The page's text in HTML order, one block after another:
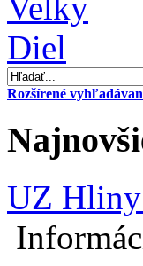
Rozšírené
UZ Hliny